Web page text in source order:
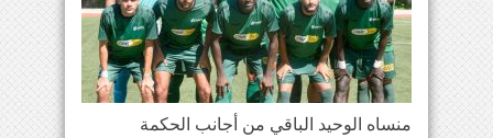
منساه الوحيد الباقي من أجانب الحكمة